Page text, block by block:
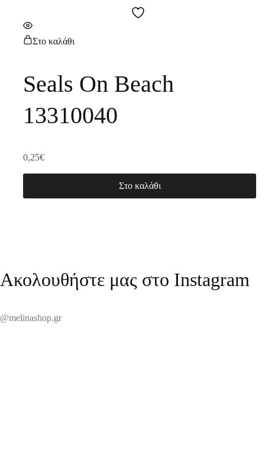
Στο καλάθι
Seals On Beach
13310040
0,25€
Στο καλάθι
Ακολουθήστε μας στο Instagram
@melinashop.gr